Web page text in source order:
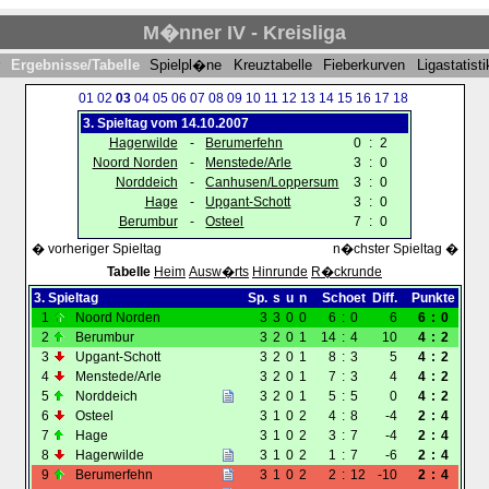
M�nner IV - Kreisliga
Ergebnisse/Tabelle Spielpl�ne Kreuztabelle Fieberkurven
01 02 03 04 05 06 07 08 09 10 11 12 13 14 15 16 17 18
3. Spieltag vom 14.10.2007
Hagerwilde
- Berumerfehn 0 : 2
Noord Norden
- Menstede/Arle 3 : 0
Norddeich
- Canhusen/Loppersum 3 : 0
Hage
- Upgant-Schott 3 : 0
Berumbur
- Osteel 7 : 0
� vorheriger Spieltag
n�chster Spieltag �
Tabelle Heim Ausw�rts Hinrunde R�ckrunde
3. Spieltag
Sp. s u n Schoet Diff.
Punkte
1
Noord Norden 3 3 0 0 6 : 0 6 6 : 0
2
Berumbur 3 2 0 1 14 : 4 10 4 : 2
3
Upgant-Schott 3 2 0 1 8 : 3 5 4 : 2
4
Menstede/Arle 3 2 0 1 7 : 3 4 4 : 2
5
Norddeich 3 2 0 1 5 : 5 0 4 : 2
6
Osteel 3 1 0 2 4 : 8 -4 2 : 4
7
Hage 3 1 0 2 3 : 7 -4 2 : 4
8
Hagerwilde 3 1 0 2 1 : 7 -6 2 : 4
9
Berumerfehn 3 1 0 2 2 : 12 -10 2 : 4